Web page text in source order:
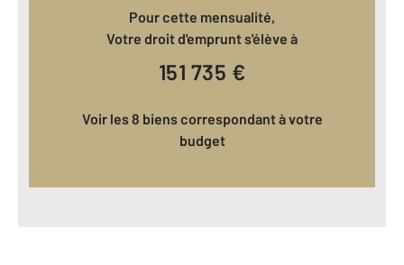
Pour cette mensualité,
Votre droit d'emprunt s'élève à
151 735 €
Voir les 8 biens correspondant à votre
budget